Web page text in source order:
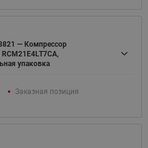
— Компрессор
упаковка
Заказная позиция